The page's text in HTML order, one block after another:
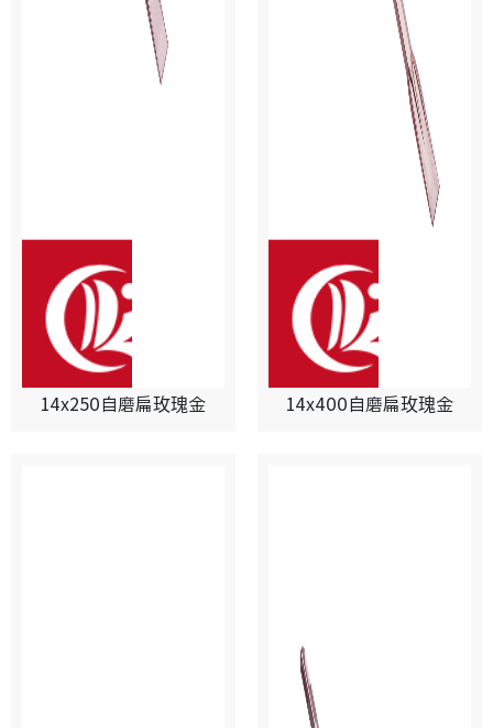
14x250自磨扁玫瑰金 14x400自磨扁玫瑰金